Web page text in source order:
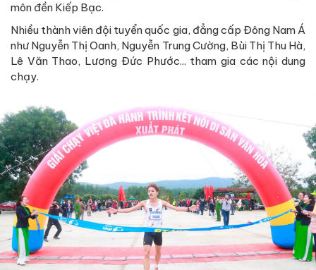
môn đền Kiếp Bạc.
Nhiều thành viên đội tuyển quốc gia, đẳng cấp Đông Nam Á
như Nguyễn Thị Oanh, Nguyễn Trung Cường, Bùi Thị Thu Hà,
Lê Văn Thao, Lương Đức Phước... tham gia các nội dung
chạy.